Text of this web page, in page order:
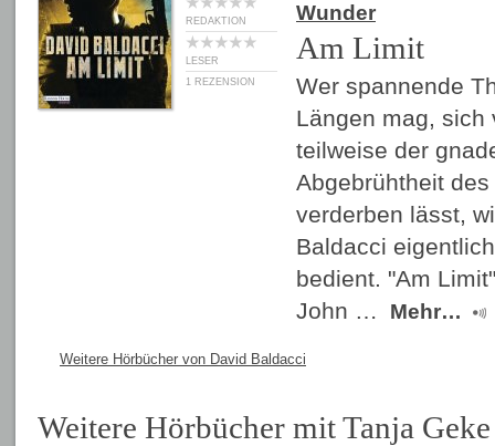
REDAKTION
LESER
1 REZENSION
Wunder
Am Limit
Wer spannende
Längen mag, sich
teilweise der
Abgebrühtheit
verderben lässt,
Baldacci
bedient. "Am
John …
Mehr…
Weitere Hörbücher von David Baldacci
Weitere Hörbücher mit Tanja Geke